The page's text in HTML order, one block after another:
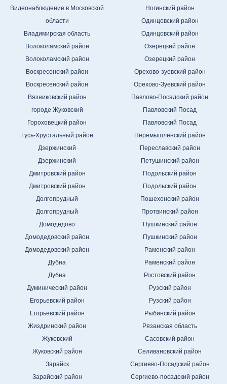
Видеонаблюдение в Московской
области
Владимирская область
Волоколамский район
Волоколамский район
Воскресенский район
Воскресенский район
Вязниковский район
городе Жуковский
Гороховецкий район
Гусь-Хрустальный район
Дзержинский
Дзержинский
Дмитровский район
Дмитровский район
Долгопрудный
Долгопрудный
Домодедово
Домодедовский район
Домодедовский район
Дубна
Дубна
Думинический район
Егорьевский район
Егорьевский район
Жиздринский район
Жуковский
Жуковский район
Зарайск
Зарайский район
Ногинский район
Одинцовский район
Одинцовский район
Озерецкий район
Озерецкий район
Орехово-зуевский район
Орехово-Зуевский район
Павлово-Посадский район
Павловский Посад
Павловский Посад
Перемышленский район
Переславский район
Петушинский район
Подольский район
Подольский район
Пошехонский район
Протвинский район
Пушкинский район
Пушкинский район
Раменский район
Раменский район
Ростовский район
Рузский район
Рузский район
Рыбинский район
Рязанская область
Сасовский район
Селивановский район
Сергиево-Посадский район
Сергиево-посадский район